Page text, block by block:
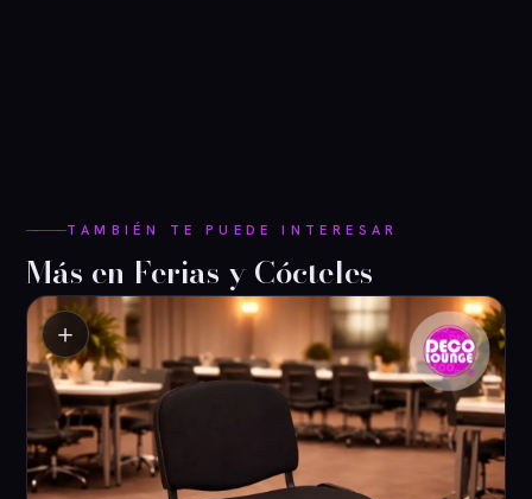
TAMBIÉN TE PUEDE INTERESAR
Más en Ferias y Cócteles
＋